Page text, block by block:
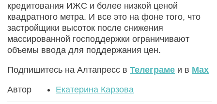
кредитования ИЖС и более низкой ценой
квадратного метра. И все это на фоне того, что
застройщики высоток после снижения
массированной господдержки ограничивают
объемы ввода для поддержания цен.
Подпишитесь на Алтапресс в Телеграме и в Max
Автор Екатерина Карзова